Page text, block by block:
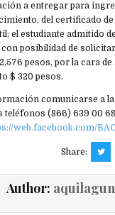
a entregar para
del certificado
el estudiante admitido
posibilidad de
pesos, por la cara de
$ 320 pesos.
comunicarse a
teléfonos (866) 639 00
web.facebook.com/
Share:
Author: